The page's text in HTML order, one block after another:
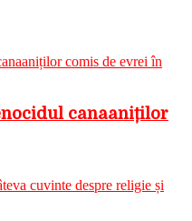
canaaniților